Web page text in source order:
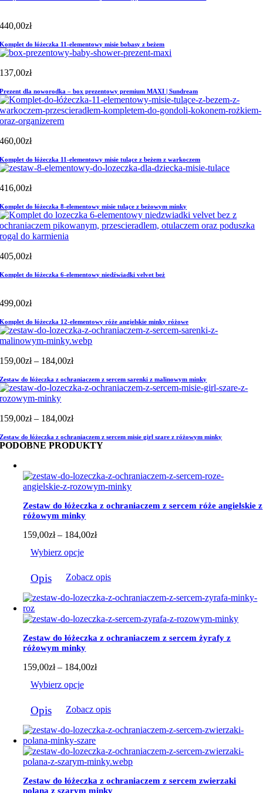
440,00zł
Komplet do łóżeczka 11-elementowy misie bobasy z beżem
137,00zł
Prezent dla noworodka – box prezentowy premium MAXI | Sundream
460,00zł
Komplet do łóżeczka 11-elementowy misie tulące z beżem z warkoczem
416,00zł
Komplet do łóżeczka 8-elementowy misie tulące z beżowym minky
405,00zł
Komplet do łóżeczka 6-elementowy niedźwiadki velvet beż
499,00zł
Komplet do łóżeczka 12-elementowy róże angielskie minky różowe
159,00zł – 184,00złZakres
od
159,00zł
Zestaw do łóżeczka z ochraniaczem z sercem sarenki z malinowym minky
159,00zł – 184,00złZakres
od
159,00zł
184,00zł
Zestaw do łóżeczka z ochraniaczem z sercem misie girl szare z różowym minky
PODOBNE PRODUKTY
Zestaw do łóżeczka z ochraniaczem z sercem róże angielskie z
różowym minky
159,00zł – 184,00złZakres
do
Wybierz opcje
produkt
ma
wiele
wariantów.
Opcje
można
wybrać
na
stronie
Opis Zobacz opis
Zestaw do łóżeczka z ochraniaczem z sercem żyrafy z
różowym minky
159,00zł – 184,00złZakres
do
Wybierz opcje
produkt
ma
wiele
wariantów.
Opcje
można
wybrać
na
Opis Zobacz opis
Zestaw do łóżeczka z ochraniaczem z sercem zwierzaki
polana z szarym minky